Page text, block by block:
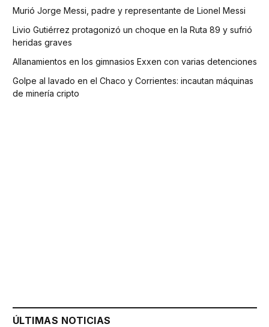
Murió Jorge Messi, padre y representante de Lionel Messi
Livio Gutiérrez protagonizó un choque en la Ruta 89 y sufrió
heridas graves
Allanamientos en los gimnasios Exxen con varias detenciones
Golpe al lavado en el Chaco y Corrientes: incautan máquinas
de minería cripto
ÚLTIMAS NOTICIAS